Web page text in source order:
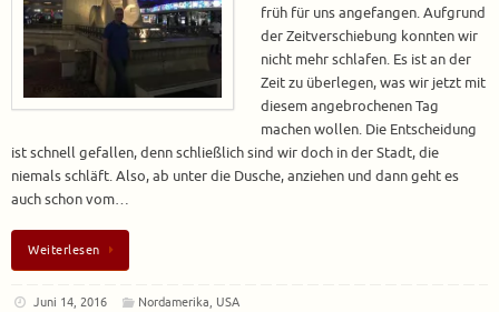
früh für uns angefangen. Aufgrund
der Zeitverschiebung konnten wir
nicht mehr schlafen. Es ist an der
Zeit zu überlegen, was wir jetzt mit
diesem angebrochenen Tag
machen wollen. Die Entscheidung
ist schnell gefallen, denn schließlich sind wir doch in der Stadt, die
niemals schläft. Also, ab unter die Dusche, anziehen und dann geht es
auch schon vom…
Weiterlesen
Juni 14, 2016 Nordamerika, USA